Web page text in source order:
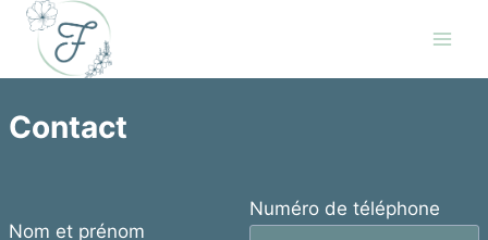
Skip
content
Contact
Nom et prénom
Numéro de téléphone